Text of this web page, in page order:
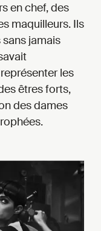
en chef, des
maquilleurs. Ils
jamais
les
êtres forts,
des dames